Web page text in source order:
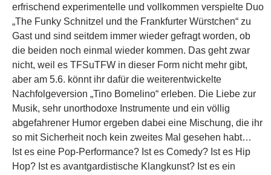
erfrischend experimentelle und vollkommen verspielte Duo
„The Funky Schnitzel und the Frankfurter Würstchen“ zu
Gast und sind seitdem immer wieder gefragt worden, ob
die beiden noch einmal wieder kommen. Das geht zwar
nicht, weil es TFSuTFW in dieser Form nicht mehr gibt,
aber am 5.6. könnt ihr dafür die weiterentwickelte
Nachfolgeversion „Tino Bomelino“ erleben. Die Liebe zur
Musik, sehr unorthodoxe Instrumente und ein völlig
abgefahrener Humor ergeben dabei eine Mischung, die ihr
so mit Sicherheit noch kein zweites Mal gesehen habt…
Ist es eine Pop-Performance? Ist es Comedy? Ist es Hip
Hop? Ist es avantgardistische Klangkunst? Ist es ein